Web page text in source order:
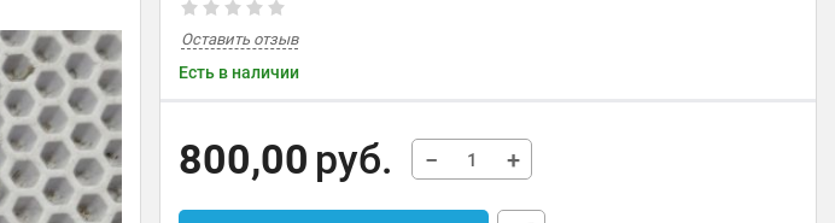
Оставить отзыв
Есть в наличии
800,00 руб. − +